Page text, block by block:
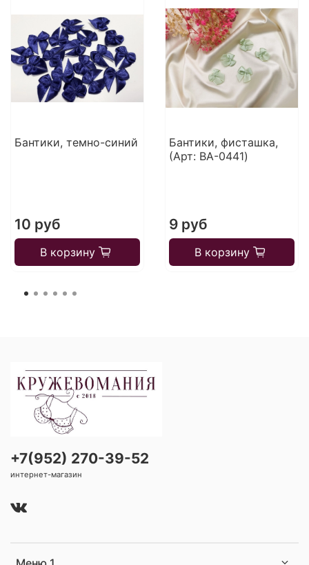
Бантики, темно-синий
10 руб
В корзину
Бантики, фисташка,
(Арт: BA-0441)
9 руб
В корзину
+7(952) 270-39-52
интернет-магазин